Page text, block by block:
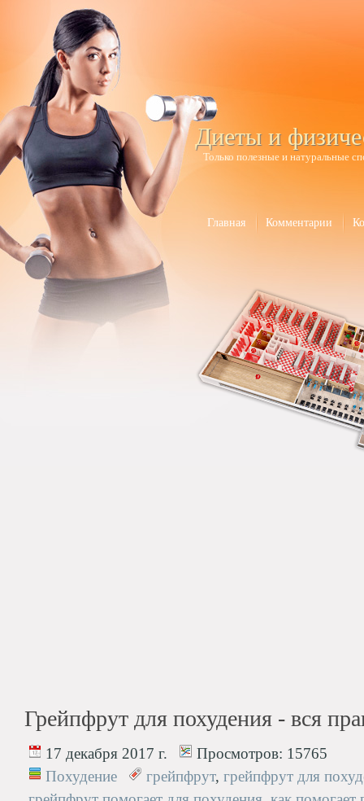
Диеты и
Только полезные и натуральные
Главная Комментарии
Грейпфрут для похудения - вся
17 декабря 2017 г. Просмотров: 15765
Похудение
грейпфрут, грейпфрут для